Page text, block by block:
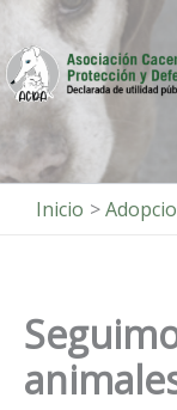
contenido
Inicio